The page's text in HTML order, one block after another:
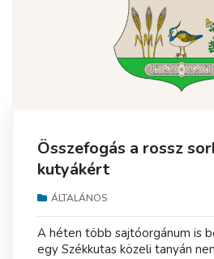
Összefogás a rossz
kutyákért
ÁLTALÁNOS
A héten több sajtóorgánum is
egy Székkutas közeli tanyán